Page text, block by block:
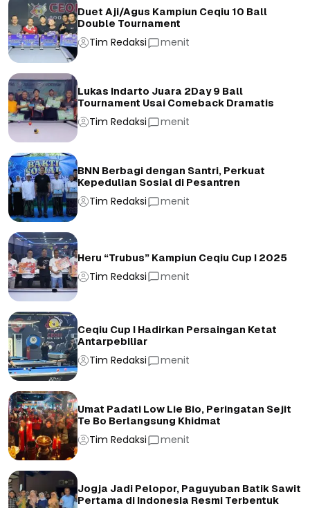
Duet Aji/Agus Kampiun Ceqiu 10 Ball
Double Tournament
Tim Redaksi menit
Lukas Indarto Juara 2Day 9 Ball
Tournament Usai Comeback Dramatis
Tim Redaksi menit
BNN Berbagi dengan Santri, Perkuat
Kepedulian Sosial di Pesantren
Tim Redaksi menit
Heru “Trubus” Kampiun Ceqiu Cup I 2025
Tim Redaksi menit
Ceqiu Cup I Hadirkan Persaingan Ketat
Antarpebiliar
Tim Redaksi menit
Umat Padati Low Lie Bio, Peringatan Sejit
Te Bo Berlangsung Khidmat
Tim Redaksi menit
Jogja Jadi Pelopor, Paguyuban Batik Sawit
Pertama di Indonesia Resmi Terbentuk